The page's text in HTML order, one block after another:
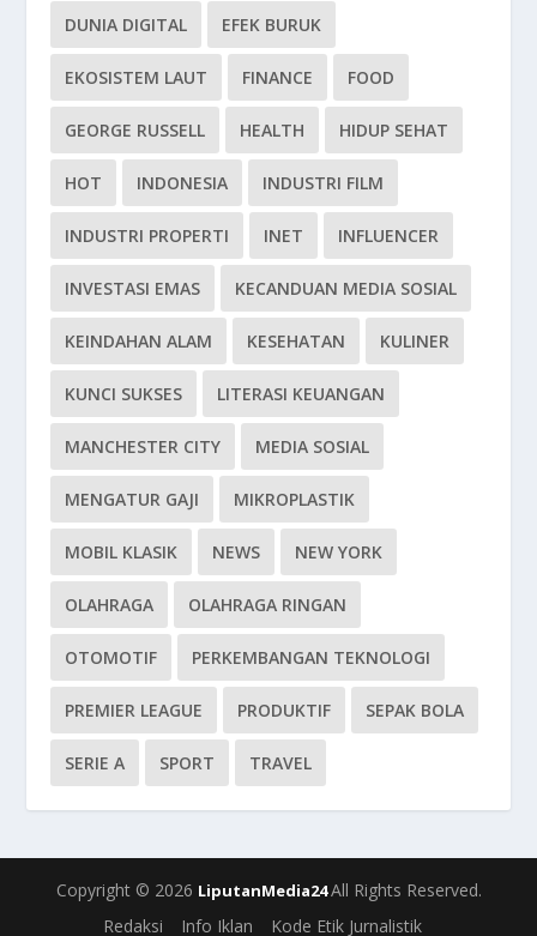
DUNIA DIGITAL EFEK BURUK
EKOSISTEM LAUT FINANCE FOOD
GEORGE RUSSELL HEALTH HIDUP SEHAT
HOT INDONESIA INDUSTRI FILM
INDUSTRI PROPERTI INET INFLUENCER
INVESTASI EMAS KECANDUAN MEDIA SOSIAL
KEINDAHAN ALAM KESEHATAN KULINER
KUNCI SUKSES LITERASI KEUANGAN
MANCHESTER CITY MEDIA SOSIAL
MENGATUR GAJI MIKROPLASTIK
MOBIL KLASIK NEWS NEW YORK
OLAHRAGA OLAHRAGA RINGAN
OTOMOTIF PERKEMBANGAN TEKNOLOGI
PREMIER LEAGUE PRODUKTIF SEPAK BOLA
SERIE A SPORT TRAVEL
Copyright © 2026 LiputanMedia24All Rights Reserved.
Redaksi
Info Iklan Kode Etik Jurnalistik